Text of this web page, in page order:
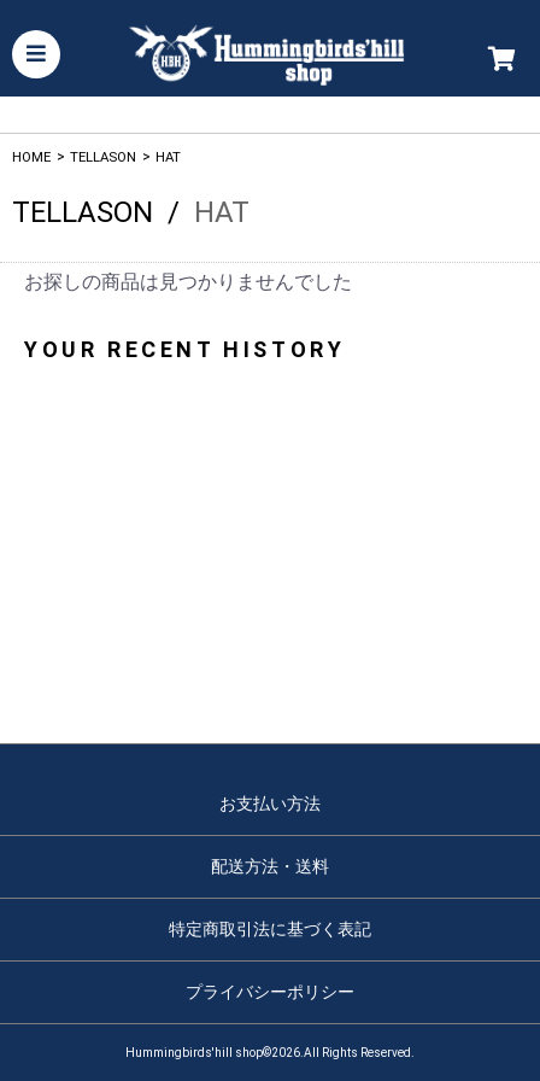
HOME > TELLASON > HAT
TELLASON / HAT
お探しの商品は見つかりませんでした
YOUR RECENT HISTORY
お支払い方法
配送方法・送料
特定商取引法に基づく表記
プライバシーポリシー
Hummingbirds'hill shop©2026.All Rights Reserved.